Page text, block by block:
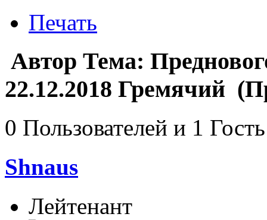
Печать
Автор Тема:
22.12.2018 Гремячий
0 Пользователей и 1
Shnaus
Лейтенант